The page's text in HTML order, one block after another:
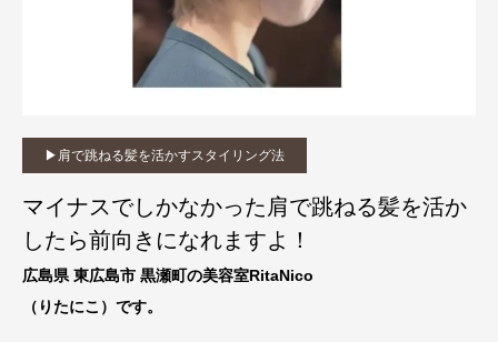
▶︎肩で跳ねる髪を活かすスタイリング法
マイナスでしかなかった肩で跳ねる髪を活か
したら前向きになれますよ！
広島県 東広島市 黒瀬町の美容室RitaNico
（りたにこ）です。